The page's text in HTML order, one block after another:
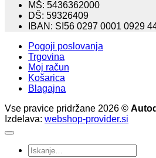
MŠ: 5436362000
DŠ: 59326409
IBAN: SI56 0297 0001 0929
Pogoji poslovanja
Trgovina
Moj račun
Košarica
Blagajna
Vse pravice pridržane 2026 ©
Izdelava: webshop-provider.si
Išči: